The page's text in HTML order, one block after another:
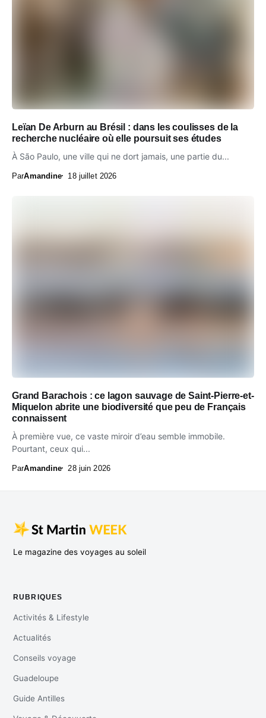
Leïan De Arburn au Brésil : dans les coulisses de la
recherche nucléaire où elle poursuit ses études
À São Paulo, une ville qui ne dort jamais, une partie du...
ParAmandine 18 juillet 2026
Grand Barachois : ce lagon sauvage de Saint-Pierre-et-
Miquelon abrite une biodiversité que peu de Français
connaissent
À première vue, ce vaste miroir d’eau semble immobile.
Pourtant, ceux qui...
ParAmandine 28 juin 2026
Le magazine des voyages au soleil
RUBRIQUES
Activités & Lifestyle
Actualités
Conseils voyage
Guadeloupe
Guide Antilles